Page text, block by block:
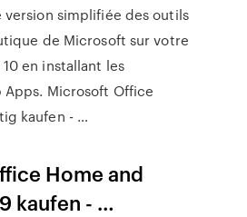
simplifiée des outils
de Microsoft sur votre
en installant les
Apps. Microsoft Office
kaufen - …
Home and
kaufen - …